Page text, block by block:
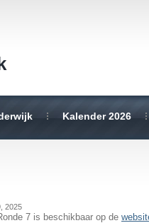
Kalender 2026
2025
7 is beschikbaar op de